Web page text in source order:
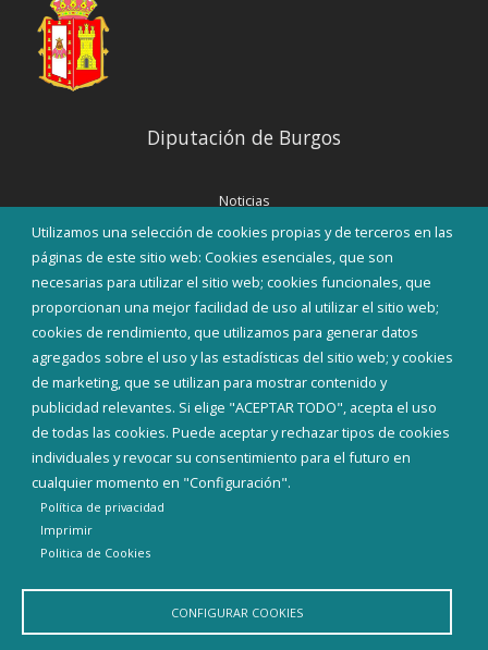
Utilizamos una selección de cookies propias y de terceros en las
páginas de este sitio web: Cookies esenciales, que son
necesarias para utilizar el sitio web; cookies funcionales, que
proporcionan una mejor facilidad de uso al utilizar el sitio web;
cookies de rendimiento, que utilizamos para generar datos
agregados sobre el uso y las estadísticas del sitio web; y cookies
de marketing, que se utilizan para mostrar contenido y
publicidad relevantes. Si elige "ACEPTAR TODO", acepta el uso
de todas las cookies. Puede aceptar y rechazar tipos de cookies
individuales y revocar su consentimiento para el futuro en
cualquier momento en "Configuración".
Política de privacidad
Imprimir
Politica de Cookies
CONFIGURAR COOKIES
Diputación de Burgos
Noticias
Eventos
Corporación Municipal
Teléfonos de interés
INICIAR SESIÓN
MAPA WEB